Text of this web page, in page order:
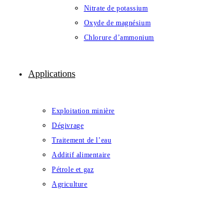
Nitrate de potassium
Oxyde de magnésium
Chlorure d’ammonium
Applications
Exploitation minière
Dégivrage
Traitement de l’eau
Additif alimentaire
Pétrole et gaz
Agriculture